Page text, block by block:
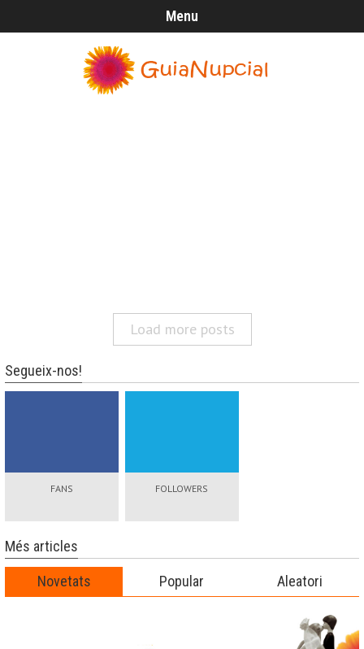
Menu
Load more posts
Segueix-nos!
FANS FOLLOWERS
Més articles
Novetats Popular Aleatori